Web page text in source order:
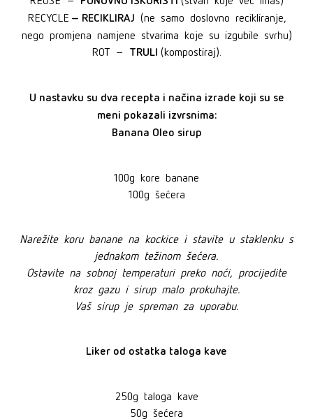
RECYCLE – RECIKLIRAJ (ne samo doslovno recikliranje,
nego promjena namjene stvarima koje su izgubile svrhu)
ROT – TRULI (kompostiraj).
U nastavku su dva recepta i načina izrade koji su se
meni pokazali izvrsnima:
Banana Oleo sirup
100g kore banane
100g šećera
Narežite koru banane na kockice i stavite u staklenku s
jednakom težinom šećera.
Ostavite na sobnoj temperaturi preko noći, procijedite
kroz gazu i sirup malo prokuhajte.
Vaš sirup je spreman za uporabu.
Liker od ostatka taloga kave
250g taloga kave
50g šećera